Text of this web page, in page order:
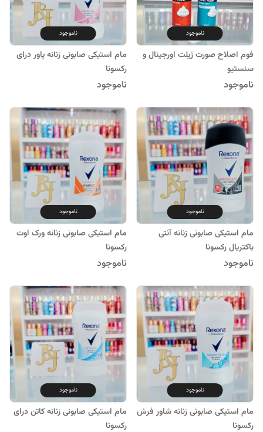
ناموجود
فوم اصلاح صورت ژیلت اورجینال و
سنستیو
ناموجود
ناموجود
مام استیکی صابونی زنانه پاور درای
رکسونا
ناموجود
ناموجود
مام استیکی صابونی زنانه آنتی
باکتریال رکسونا
ناموجود
ناموجود
مام استیکی صابونی زنانه ورک اوت
رکسونا
ناموجود
ناموجود
مام استیکی صابونی زنانه شاور فرش
رکسونا
ناموجود
مام استیکی صابونی زنانه کاتن درای
رکسونا